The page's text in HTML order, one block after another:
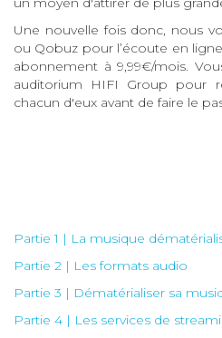
Une nouvelle fois donc, nous
ou Qobuz pour l’écoute en
abonnement à 9,99€/mois.
auditorium HIFI Group pour
chacun d'eux avant de faire le
Partie 1 | La musique
Partie 2 | Les formats audio
Partie 3 | Dématérialiser sa
Partie 4 | Les services de